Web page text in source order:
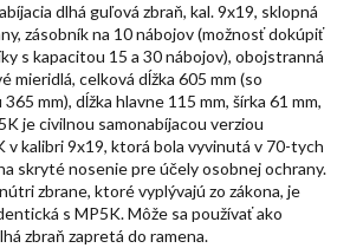
dlhá guľová zbraň, kal. 9x19, sklopná
zásobník na 10 nábojov (možnosť dokúpiť
s kapacitou 15 a 30 nábojov), obojstranná
mieridlá, celková dĺžka 605 mm (so
mm), dĺžka hlavne 115 mm, šírka 61 mm,
je civilnou samonabíjacou verziou
v kalibri 9x19, ktorá bola vyvinutá v 70-tych
skryté nosenie pre účely osobnej ochrany.
zbrane, ktoré vyplývajú zo zákona, je
s MP5K. Môže sa používať ako
zbraň zapretá do ramena.